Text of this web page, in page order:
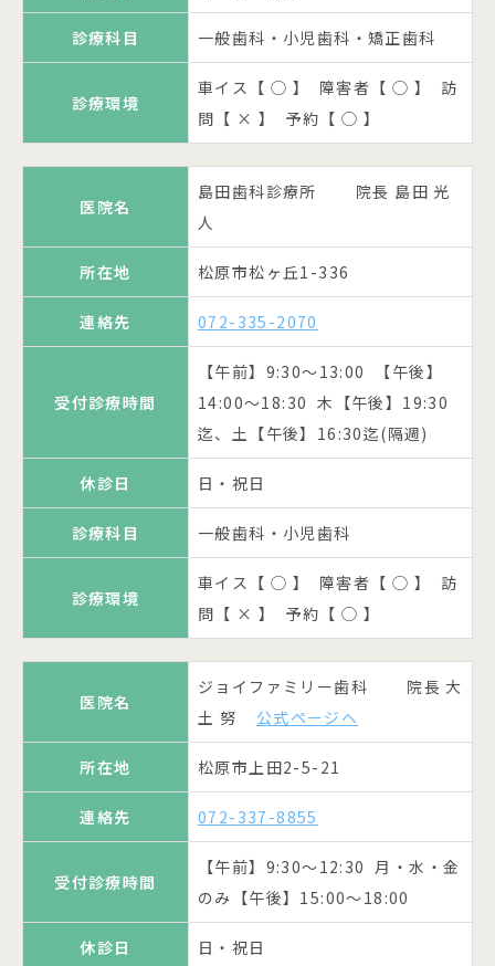
診療科目 一般歯科・小児歯科・矯正歯科
診療環境
車イス【 ◯ 】 障害者【 ◯ 】 訪
問【 × 】 予約【 ◯ 】
医院名
島田歯科診療所 院長 島田 光
人
所在地 松原市松ヶ丘1-336
連絡先 072-335-2070
受付診療時間
【午前】9:30～13:00 【午後】
14:00～18:30 木【午後】19:30
迄、土【午後】16:30迄(隔週)
休診日 日・祝日
診療科目 一般歯科・小児歯科
診療環境
車イス【 ◯ 】 障害者【 ◯ 】 訪
問【 × 】 予約【 ◯ 】
医院名
ジョイファミリー歯科 院長 大
土 努 公式ページへ
所在地 松原市上田2-5-21
連絡先 072-337-8855
受付診療時間
【午前】9:30～12:30 月・水・金
のみ【午後】15:00～18:00
休診日 日・祝日
診療科目 一般歯科
診療環境
車イス【 ◯ 】 障害者【 ◯ 】 訪
問【 ◯ 】 予約【 ◯ 】
医院名
上田にしもと歯科医院 院長 西
本 桂三
所在地 松原市上田6-7-26
連絡先 072-336-1887
【午前】9:00～13:00 【午後】
15:00～19:00
問【 ◯ 】 予約【 ◯ 】
科医師 宇野 浩一郎 公式ページ
へ
所在地 松原市新堂3-4-10
連絡先 072-333-5584
受付診療時間
【午前】9:30～12:00 【午後】
14:00～19:00 火・水【午後】
18:00迄
受付診療時間
【午前】10:00～13:00 【午後】
14:30～18:30 木・土午前のみ
休診日 日・祝日
車イス【 × 】 障害者【 ◯ 】 訪
問【 ◯ 】 予約【 ◯ 】
医院名
しょうはら歯科医院 院長 匠
原 悦雄
所在地
松原市河合2-2-1リバーサイドエ
クセル1F
連絡先 072-336-8841
受付診療時間
【午前】9:30～12:30 【午後】
14:00～19:00
休診日 木・日・祝日
車イス【 ◯ 】 障害者【 × 】 訪
問【 × 】 予約【 ◯ 】
医院名 ふくもと歯科 院長 福本 明治
松原市高見の里2-20-8
072-334-7618
【午前】9:00～12:00 【午後】
問【 × 】 予約【 ◯ 】
ジへ
松原F棟
連絡先 072-333-3585
受付診療時間
【午前】9:30～13:00 【午後】
15:00～19:30 土【午後】15:00
～18:00
休診日 木・日・祝日
診療科目 一般歯科・小児歯科・矯正歯科
診療環境
車イス【 × 】 障害者【 ○ 】 訪
問【 ○ 】 予約【 ○ 】
医院名
ひがしの歯科医院 院長 東
野 嘉文公式ページへ
所在地 松原市天美我堂1-71
連絡先 072-331-8020
受付診療時間
【午前】9:00～13:00 【午後】
15:00～19:00 土【午前】9:00～
14:30
診療環境
医院名
下野歯科医院 院長 下野 武
所在地
受付診療時間
一般歯科・小児歯科
診療環境
車イス【 ◯ 】 障害者【 × 】 訪
医院名
隅野歯科 院長 隅野 一郎
公
式ページへ
連絡先 072-331-3031
受付診療時間
15:00～20:00
休診日 木・土・日・祝日
診療科目 一般歯科
診療環境